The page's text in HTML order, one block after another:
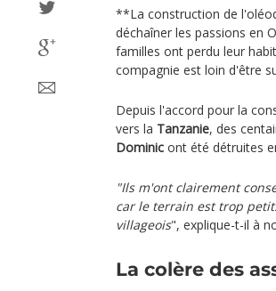
**La construction de
déchaîner les passions en
familles ont perdu leur
compagnie est loin d'être
Depuis l'accord pour la
vers la Tanzanie, des
Dominic ont été détruites
"Ils m'ont clairement
car le terrain est trop
villageois", explique-t-il à
La colère des